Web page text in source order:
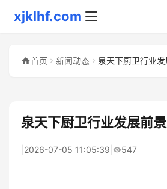
xjklhf.com
首页 新闻动态 泉天下厨卫行业
泉天下厨卫行业发展前
2026-07-05 11:05:39 547